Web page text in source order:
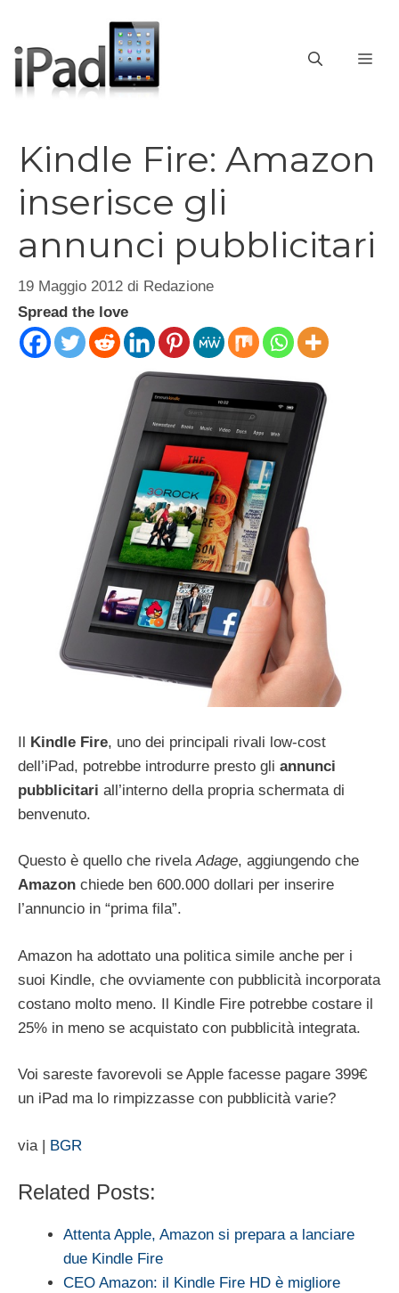
contenuto
Kindle Fire: Amazon
inserisce gli
annunci pubblicitari
19 Maggio 2012 di Redazione
Spread the love
Il Kindle Fire, uno dei principali rivali low-cost
dell’iPad, potrebbe introdurre presto gli annunci
pubblicitari all’interno della propria schermata di
benvenuto.
Questo è quello che rivelaAdage, aggiungendo che
Amazon chiede ben 600.000 dollari per inserire
l’annuncio in “prima fila”.
Amazon ha adottato una politica simile anche per i
suoi Kindle, che ovviamente con pubblicità incorporata
costano molto meno. Il Kindle Fire potrebbe costare il
25% in meno se acquistato con pubblicità integrata.
Voi sareste favorevoli se Apple facesse pagare 399€
un iPad ma lo rimpizzasse con pubblicità varie?
via | BGR
Related Posts:
Attenta Apple, Amazon si prepara a lanciare
due Kindle Fire
CEO Amazon: il Kindle Fire HD è migliore